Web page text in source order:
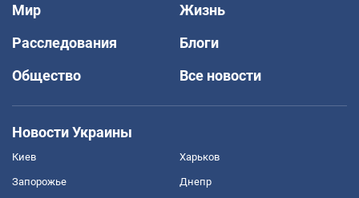
Мир
Жизнь
Расследования
Блоги
Общество
Все новости
Новости Украины
Киев Харьков
Запорожье Днепр